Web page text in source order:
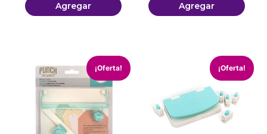
Agregar Agregar
¡Oferta!
punchboard
cantidad
precio
original
$18.900.
precio
actual
es:
$16.900.
¡Oferta!
Planner
We
R
Punches
cantidad
precio
original
$29.900.
precio
es: